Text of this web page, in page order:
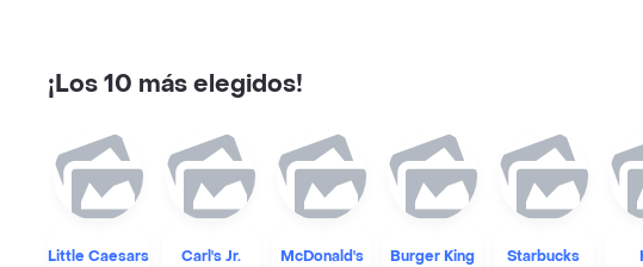
¡Los 10 más elegidos!
Little Caesars Carl's Jr. McDonald's Burger King Starbucks